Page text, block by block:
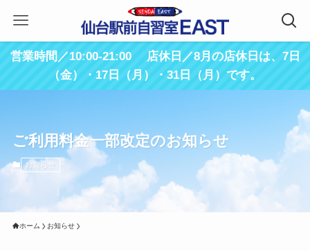
営業時間／10:00-21:00 店休日／8月の店休日は、7日
（金）・17日（月）・31日（月）です。
ご利用料金一部改定のお知らせ
お知らせ
ホーム お知らせ